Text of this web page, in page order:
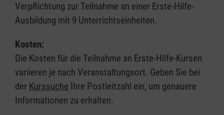
Verpflichtung zur Teilnahme an einer Erste-Hilfe-
Ausbildung mit 9 Unterrichtseinheiten.
Kosten:
Die Kosten für die Teilnahme an Erste-Hilfe-Kursen
variieren je nach Veranstaltungsort. Geben Sie bei
der Kurssuche Ihre Postleitzahl ein, um genauere
Informationen zu erhalten.